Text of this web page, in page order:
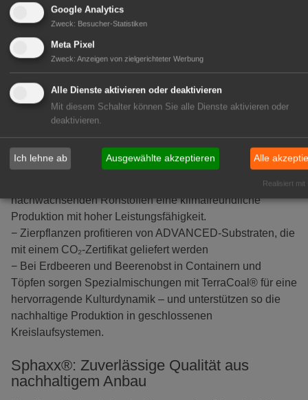
Entwicklung in der Wurzelzone unterstützt. Auf der IPM
2026 präsentiert Klasmann-Deilmann vier
Anwendungskonzepte, die Nachhaltigkeit, Effizienz und
Schlüsselkomponente.
− Bei der Gemüsevermehrung sorgen Presstopfsubstrate
mit GreenFibre® und TerraCoal® für hohe Stabilität, sehr
gleichzeitig messbaren CO₂- Einsparungen.
− Im Obst- und Gemüseanbau ermöglicht der Growbag
nachwachsenden Rohstoffen eine klimafreundliche
Produktion mit hoher Leistungsfähigkeit.
− Zierpflanzen profitieren von ADVANCED-Substraten, die
mit einem CO₂-Zertifikat geliefert werden
− Bei Erdbeeren und Beerenobst in Containern und
Töpfen sorgen Spezialmischungen mit TerraCoal® für eine
hervorragende Kulturdynamik – und unterstützen so die
nachhaltige Produktion in geschlossenen
Kreislaufsystemen.
Sphaxx®: Zuverlässige Qualität aus
nachhaltigem Anbau
Google Analytics
Zweck: Besucher-Statistiken
Meta Pixel
Zweck: Anzeigen von zielgerichteter Werbung
Alle Dienste aktivieren oder deaktivieren
Mit diesem Schalter können Sie alle Dienste aktivieren oder
deaktivieren.
Ich lehne ab Ausgewählte akzeptieren Alle
Realisiert mit